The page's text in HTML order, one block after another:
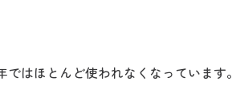
はほとんど使われなくなっています。